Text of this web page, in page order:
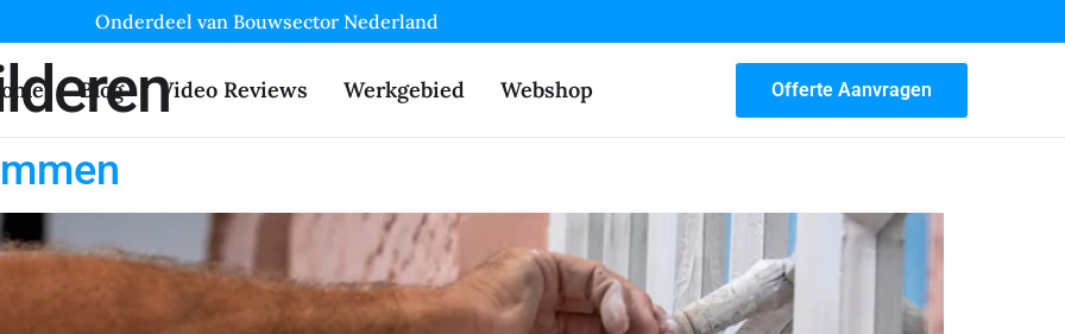
Onderdeel van Bouwsector Nederland
Blog Video Reviews Werkgebied Webshop Offerte Aanvragen